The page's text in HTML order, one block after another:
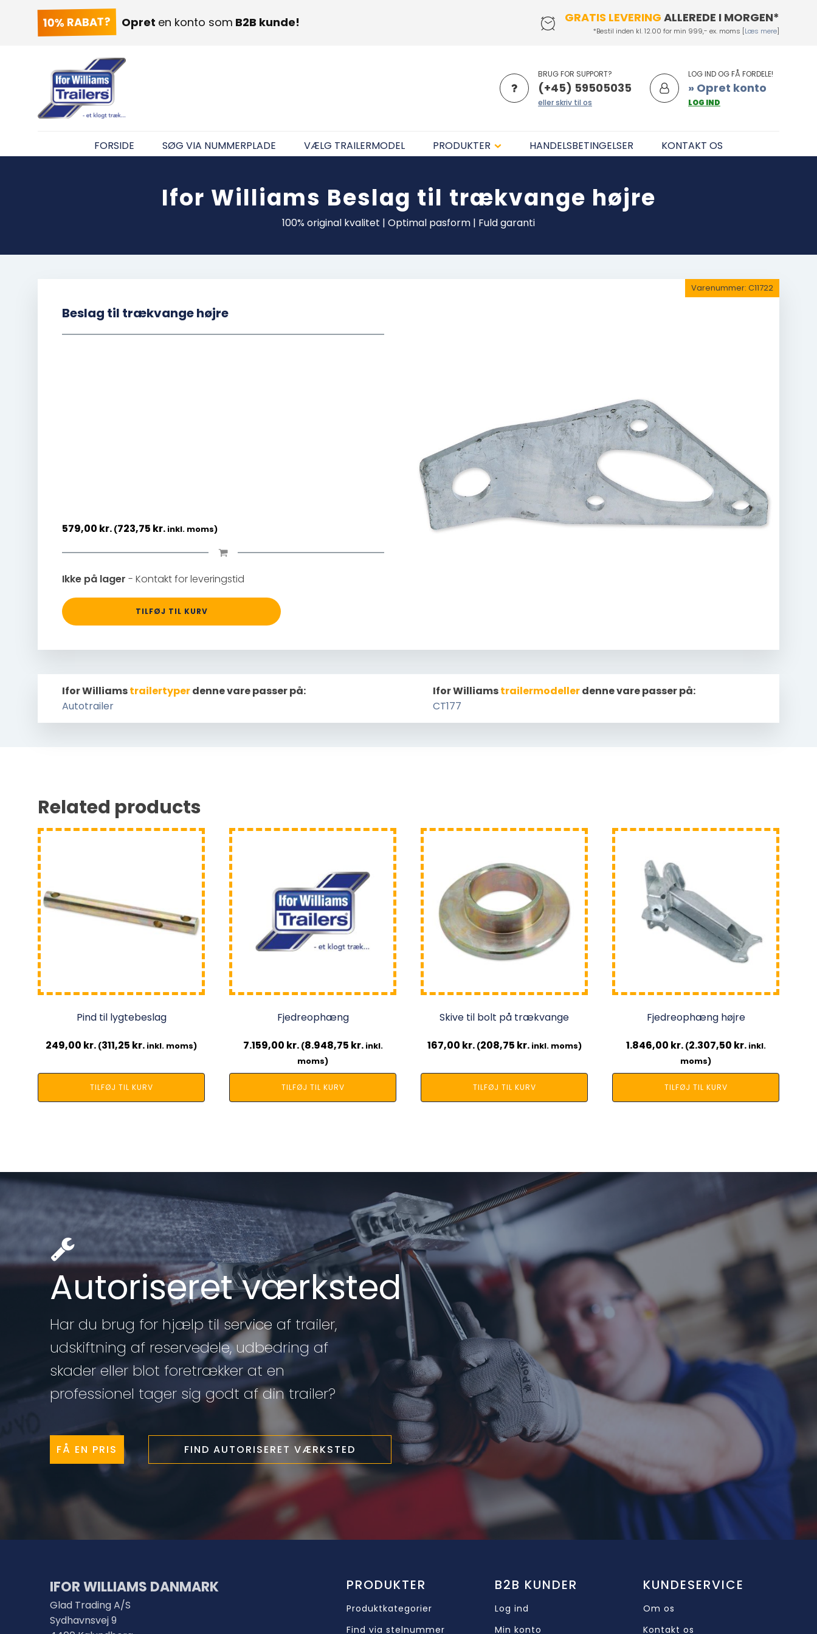
10% RABAT? Opret en konto som B2B kunde! GRATIS LEVERING ALLEREDE I MORGEN*
*Bestil inden kl. 12.00 for min 999,- ex. moms [Læs mere]
BRUG FOR SUPPORT?
(+45) 59505035
eller skriv til os
LOG IND OG FÅ FORDELE!
» Opret konto
LOG IND
FORSIDE SØG VIA NUMMERPLADE VÆLG TRAILERMODEL PRODUKTER HANDELSBETINGELSER KONTAKT OS
Ifor Williams Beslag til trækvange højre
100% original kvalitet | Optimal pasform | Fuld garanti
Beslag til trækvange højre
579,00 kr. (723,75 kr. inkl. moms)
Ikke på lager - Kontakt for leveringstid
TILFØJ TIL KURV
Varenummer: C11722
Ifor Williamstrailertyperdenne vare passer på:
Autotrailer
Ifor Williamstrailermodellerdenne vare passer på:
CT177
Related products
Pind til lygtebeslag
249,00 kr. (311,25 kr. inkl. moms)
TILFØJ TIL KURV
Fjedreophæng
7.159,00 kr. (8.948,75 kr.inkl.
moms)
TILFØJ TIL KURV
Skive til bolt på trækvange
167,00 kr. (208,75 kr.inkl. moms)
TILFØJ TIL KURV
Fjedreophæng højre
1.846,00 kr. (2.307,50 kr.inkl.
moms)
TILFØJ TIL KURV
Autoriseret værksted
Har du brug for hjælp til service af trailer,
udskiftning af reservedele, udbedring af
skader eller blot foretrækker at en
professionel tager sig godt af din trailer?
FÅ EN PRIS FIND AUTORISERET VÆRKSTED
IFOR WILLIAMS DANMARK
Glad Trading A/S
Sydhavnsvej 9
PRODUKTER
Produktkategorier
Find via stelnummer
B2B KUNDER
Log ind
Min konto
KUNDESERVICE
Om os
Kontakt os